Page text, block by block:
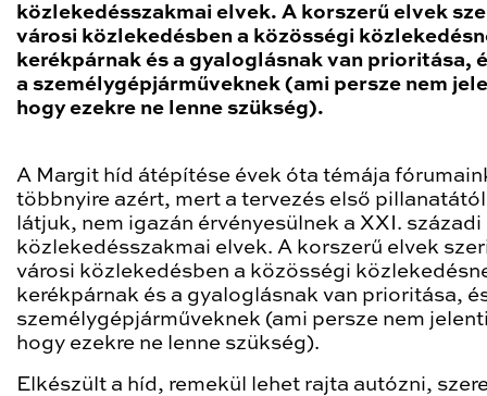
közlekedésszakmai elvek. A korszerű elvek
városi közlekedésben a közösségi
kerékpárnak és a gyaloglásnak van prioritása,
a személygépjárműveknek (ami persze nem
hogy ezekre ne lenne szükség).
A Margit híd átépítése évek óta témája
többnyire azért, mert a tervezés első
látjuk, nem igazán érvényesülnek a XXI. századi
közlekedésszakmai elvek. A korszerű elvek
városi közlekedésben a közösségi
kerékpárnak és a gyaloglásnak van prioritása,
személygépjárműveknek (ami persze nem
hogy ezekre ne lenne szükség).
Elkészült a híd, remekül lehet rajta autózni,